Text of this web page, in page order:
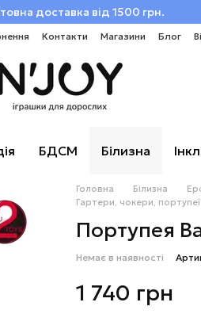
доставка від 1500 грн.
Контакти Магазини Блог
БДСМ Білизна
Головна Білизна
Гартери, чокери,
Портупея
Немає в наявності
1 740 грн